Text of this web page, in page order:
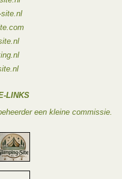
LINKS
een kleine commissie.